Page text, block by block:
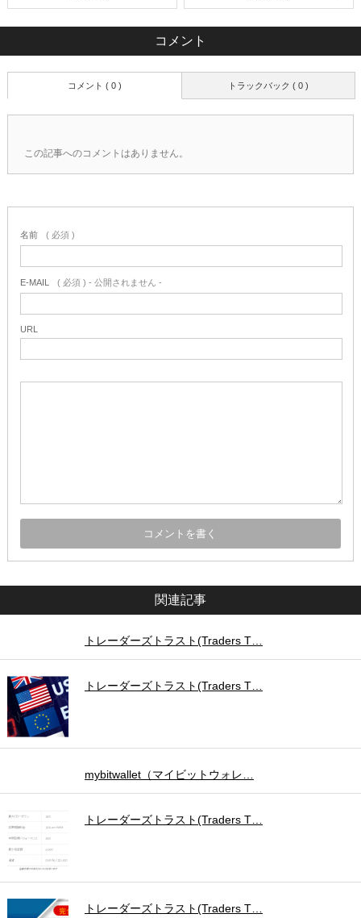
コメント
トラックバック ( 0 )
コメント ( 0 )
この記事へのコメントはありません。
名前 ( 必須 )
E-MAIL ( 必須 ) - 公開されません -
URL
関連記事
トレーダーズトラスト(Traders T…
トレーダーズトラスト(Traders T…
mybitwallet（マイビットウォレ…
トレーダーズトラスト(Traders T…
トレーダーズトラスト(Traders T…